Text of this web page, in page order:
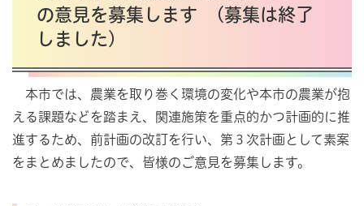
の意見を募集します (募集は終了
しました)
本市では、農業を取り巻く環境の変化や本市の農業が抱
える課題などを踏まえ、関連施策を重点的かつ計画的に推
進するため、前計画の改訂を行い、第３次計画として素案
をまとめましたので、皆様のご意見を募集します。